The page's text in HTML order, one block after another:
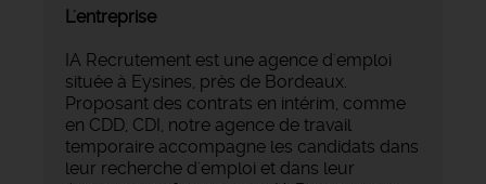
L'entreprise
IA Recrutement est une agence d'emploi
située à Eysines, près de Bordeaux.
Proposant des contrats en intérim, comme
en CDD, CDI, notre agence de travail
temporaire accompagne les candidats dans
leur recherche d'emploi et dans leur